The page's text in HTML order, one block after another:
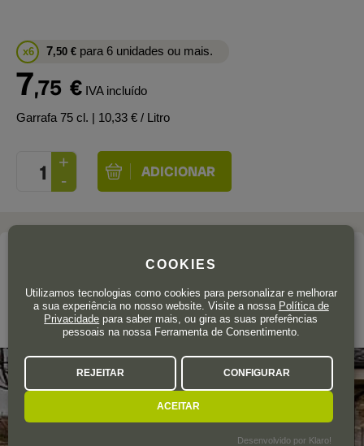
x6 7,50 € para 6 unidades ou mais.
7,75 € IVA incluído
Garrafa 75 cl. | 10,33 € / Litro
CASTRO VENTOSA
Bierzo
COOKIES
Utilizamos tecnologias como cookies para personalizar e melhorar
a sua experiência no nosso website. Visite a nossa Política de
Privacidade para saber mais, ou gira as suas preferências
pessoais na nossa Ferramenta de Consentimento.
REJEITAR CONFIGURAR
ACEITAR
Desenvolvido por Klaro!